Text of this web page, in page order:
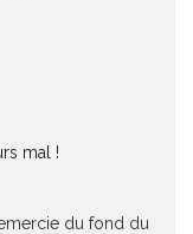
mal !
du fond du